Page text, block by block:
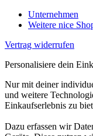
Unternehmen
Weitere nice
Vertrag widerrufen
Personalisiere dein
Nur mit deiner
und weitere
Einkaufserlebnis zu
Dazu erfassen wir